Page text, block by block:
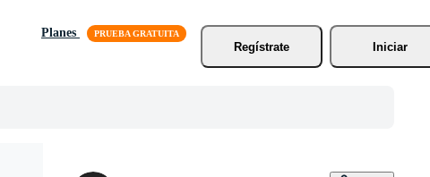
Planes
Regístrate
Iniciar